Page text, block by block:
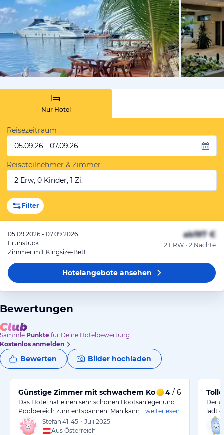
von
Nur Hotel
Reisezeitraum
05.09.26 - 07.09.26
Reiseteilnehmer & Zimmer
2 Erw, 0 Kinder, 1 Zi.
Filter
05.09.2026 - 07.09.2026
Frühstück
Zimmer mit Kingsize-Bett
ab197 €
2 ERW • 2 Nächte
Hotelangeboteansehen
Bewertungen
Sammle Punkte für Deine Hotelbewertung.
Kostenlos anmelden
Bewerten Bilder hochladen
Günstige Zimmer mit schwachem Komfort und
4 / 6
Das Hotel hat einen sehr schönen Bootsanleger und
Poolbereich zum entspannen. Man kann…
weiterlesen
Stefan 41-45 • Juli 2025
Aus Österreich
Der
lädt